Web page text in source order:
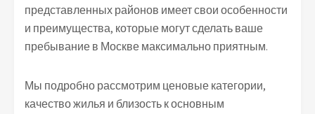
представленных районов имеет свои особенности
и преимущества, которые могут сделать ваше
пребывание в Москве максимально приятным.
Мы подробно рассмотрим ценовые категории,
качество жилья и близость к основным